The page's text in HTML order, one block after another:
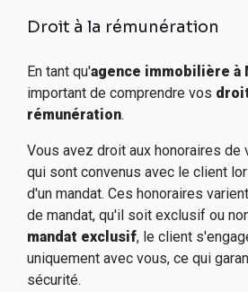
Droit à la rémunération
En tant qu'agence immobilière à
important de comprendre vos
rémunération.
Vous avez droit aux honoraires de
qui sont convenus avec le client
d'un mandat. Ces honoraires
de mandat, qu'il soit exclusif ou
mandat exclusif, le client
uniquement avec vous, ce qui
sécurité.